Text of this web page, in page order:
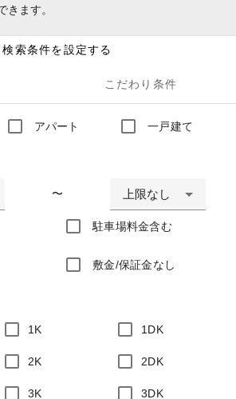
きます。
検索条件を設定する
こだわり条件
アパート 一戸建て
〜 上限なし
駐車場料金含む
敷金/保証金なし
1K 1DK
2K 2DK
3K 3DK